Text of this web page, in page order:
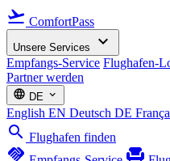
flight_takeoff ComfortPass
Unsere Services expand_more
Empfangs-Service Flughafen-
Partner werden
language DE expand_more
English EN Deutsch DE
search Flughafen finden
handshake chair